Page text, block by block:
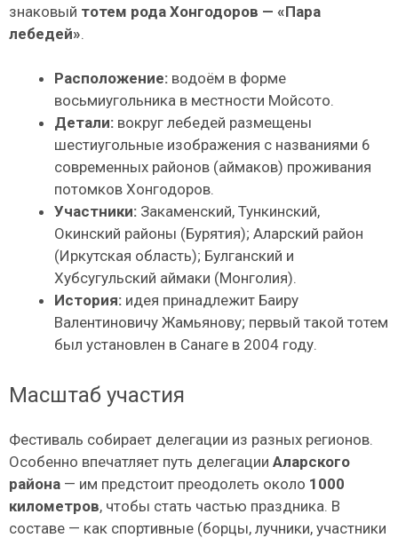
знаковый тотем рода Хонгодоров — «Пара
лебедей».
Расположение: водоём в форме
восьмиугольника в местности Мойсото.
Детали: вокруг лебедей размещены
шестиугольные изображения с названиями 6
современных районов (аймаков) проживания
потомков Хонгодоров.
Участники: Закаменский, Тункинский,
Окинский районы (Бурятия); Аларский район
(Иркутская область); Булганский и
Хубсугульский аймаки (Монголия).
История: идея принадлежит Баиру
Валентиновичу Жамьянову; первый такой тотем
был установлен в Санаге в 2004 году.
Масштаб участия
Фестиваль собирает делегации из разных регионов.
Особенно впечатляет путь делегации Аларского
района — им предстоит преодолеть около 1000
километров, чтобы стать частью праздника. В
составе — как спортивные (борцы, лучники, участники